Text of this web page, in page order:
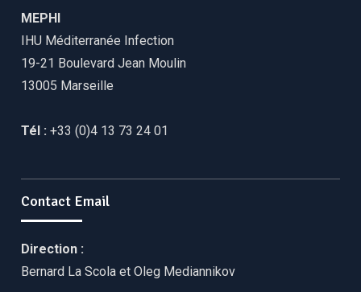
MEPHI
IHU Méditerranée Infection
19-21 Boulevard Jean Moulin
13005 Marseille
Tél :+33 (0)4 13 73 24 01
Contact Email
Direction :
Bernard La Scola etOleg Mediannikov